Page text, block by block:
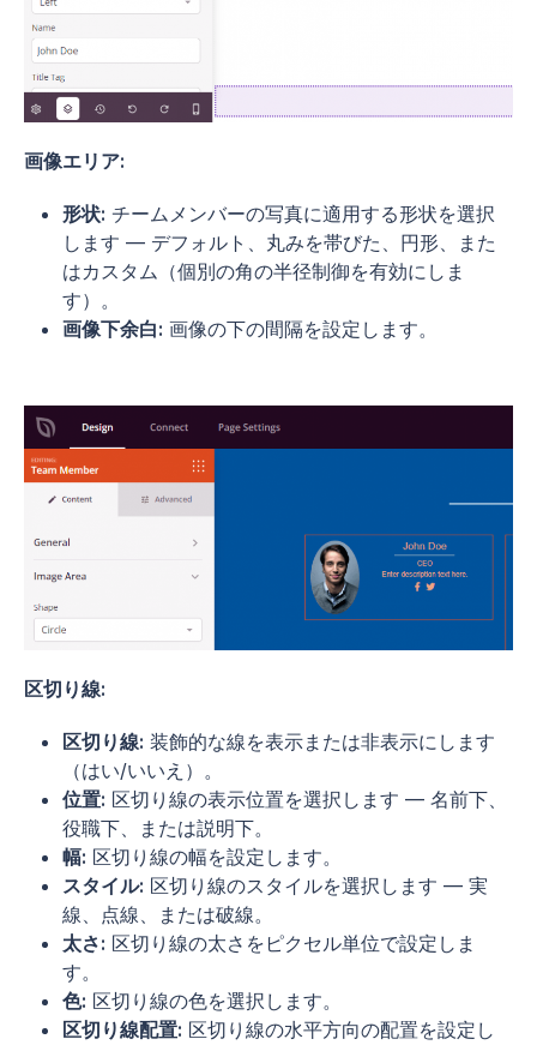
画像エリア:
形状: チームメンバーの写真に適用する形状を選択
します — デフォルト、丸みを帯びた、円形、また
はカスタム（個別の角の半径制御を有効にしま
す）。
画像下余白: 画像の下の間隔を設定します。
区切り線:
区切り線: 装飾的な線を表示または非表示にします
（はい/いいえ）。
位置: 区切り線の表示位置を選択します — 名前下、
役職下、または説明下。
幅: 区切り線の幅を設定します。
スタイル: 区切り線のスタイルを選択します — 実
線、点線、または破線。
太さ: 区切り線の太さをピクセル単位で設定しま
す。
色: 区切り線の色を選択します。
区切り線配置: 区切り線の水平方向の配置を設定し